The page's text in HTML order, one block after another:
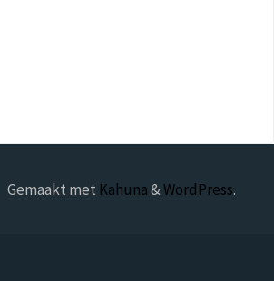
Gemaakt met Kahuna&WordPress.